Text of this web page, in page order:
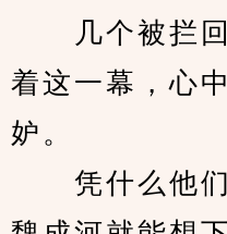
几个被拦回
着这一幕，心
妒。
凭什么他们